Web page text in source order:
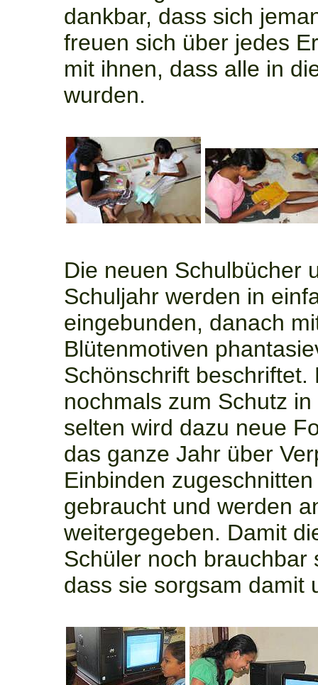
dankbar, dass sich
freuen sich über jedes
mit ihnen, dass alle in
wurden.
Die neuen Schulbücher
Schuljahr werden in
eingebunden, danach
Blütenmotiven
Schönschrift
nochmals zum Schutz
selten wird dazu neue
das ganze Jahr über
Einbinden
gebraucht und werden
weitergegeben. Damit
Schüler noch
dass sie sorgsam damit